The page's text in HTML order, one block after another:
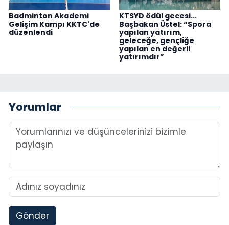
Badminton Akademi
Gelişim Kampı KKTC'de
düzenlendi
KTSYD ödül gecesi...
Başbakan Üstel: “Spora
yapılan yatırım,
geleceğe, gençliğe
yapılan en değerli
yatırımdır”
Yorumlar
Gönder